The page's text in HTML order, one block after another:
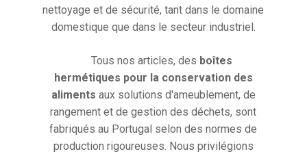
nettoyage et de sécurité, tant dans le domaine
domestique que dans le secteur industriel.
Tous nos articles, des boîtes
hermétiques pour la conservation des
aliments aux solutions d'ameublement, de
rangement et de gestion des déchets, sont
fabriqués au Portugal selon des normes de
production rigoureuses. Nous privilégions